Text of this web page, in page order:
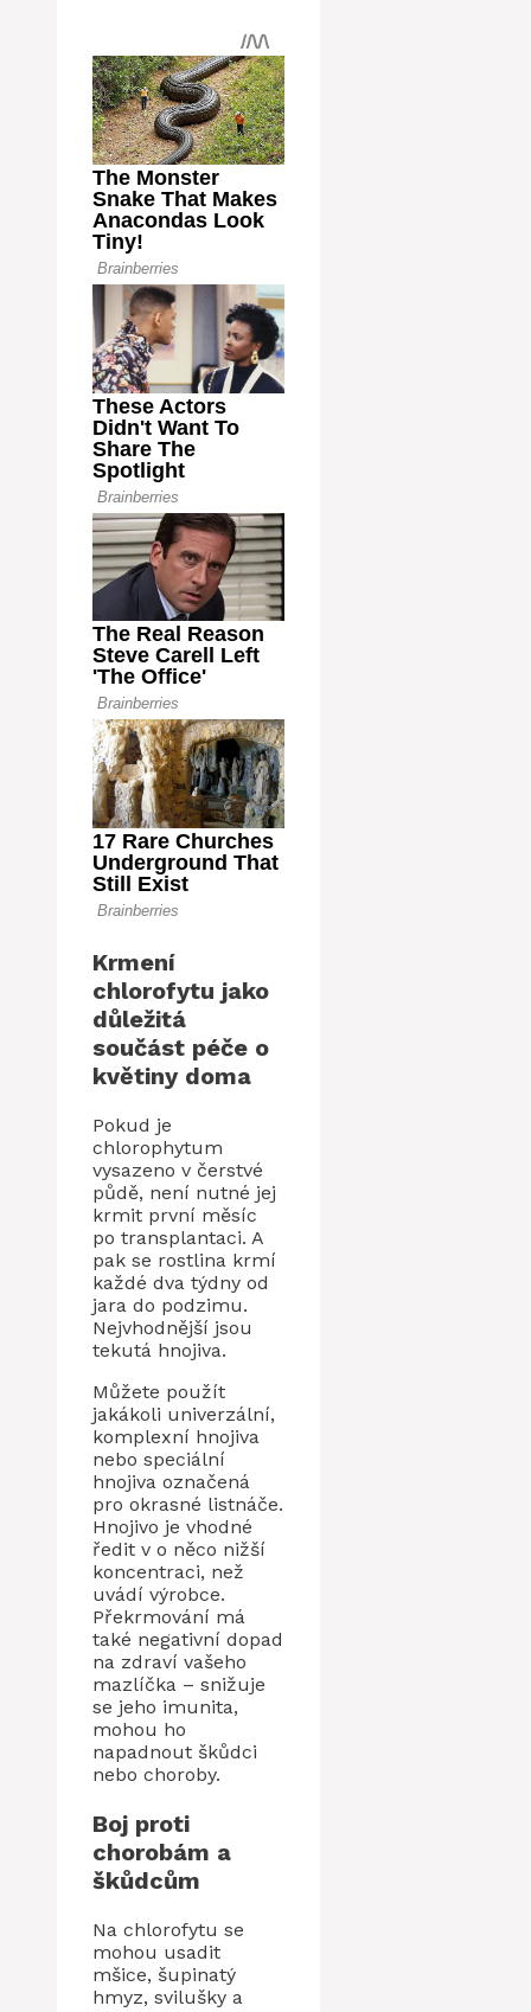
Krmení
chlorofytu jako
důležitá
součást péče o
květiny doma
Pokud je
chlorophytum
vysazeno v čerstvé
půdě, není nutné jej
krmit první měsíc
po transplantaci. A
pak se rostlina krmí
každé dva týdny od
jara do podzimu.
Nejvhodnější jsou
tekutá hnojiva.
Můžete použít
jakákoli univerzální,
komplexní hnojiva
nebo speciální
hnojiva označená
pro okrasné listnáče.
Hnojivo je vhodné
ředit v o něco nižší
koncentraci, než
uvádí výrobce.
Překrmování má
také negativní dopad
na zdraví vašeho
mazlíčka – snižuje
se jeho imunita,
mohou ho
napadnout škůdci
nebo choroby.
Boj proti
chorobám a
škůdcům
Na chlorofytu se
mohou usadit
mšice, šupinatý
hmyz, svilušky a